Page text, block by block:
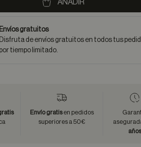
AÑADIR
Envíos gratuitos
Disfruta de envíos gratuitos en todos tus
por tiempo limitado.
Envío gratisen pedidos
superiores a 50€
años